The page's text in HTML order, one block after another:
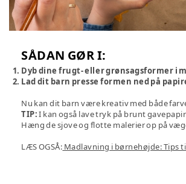
SÅDAN GØR I:
Dyb dine frugt- eller grønsagsformer i
Lad dit barn presse formen ned på
Nu kan dit barn være kreativ med både
TIP:I kan også lave tryk på brunt
Hæng de sjove og flotte malerier op på
LÆS OGSÅ: Madlavning i børnehøjde: Tips